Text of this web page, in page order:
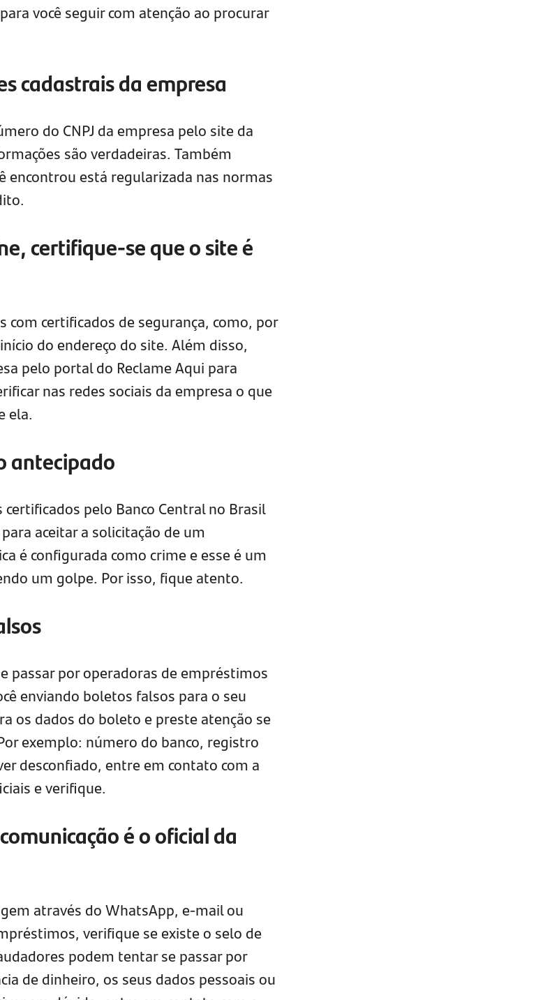
você seguir com atenção ao procurar
cadastrais da empresa
do CNPJ da empresa pelo site da
são verdadeiras. Também
encontrou está regularizada nas normas
certifique-se que o site é
com certificados de segurança, como, por
do endereço do site. Além disso,
pelo portal do Reclame Aqui para
nas redes sociais da empresa o que
ela.
antecipado
pelo Banco Central no Brasil
aceitar a solicitação de um
é configurada como crime e esse é um
um golpe. Por isso, fique atento.
passar por operadoras de empréstimos
enviando boletos falsos para o seu
os dados do boleto e preste atenção se
exemplo: número do banco, registro
desconfiado, entre em contato com a
e verifique.
é o oficial da
através do WhatsApp, e-mail ou
verifique se existe o selo de
podem tentar se passar por
de dinheiro, os seus dados pessoais ou